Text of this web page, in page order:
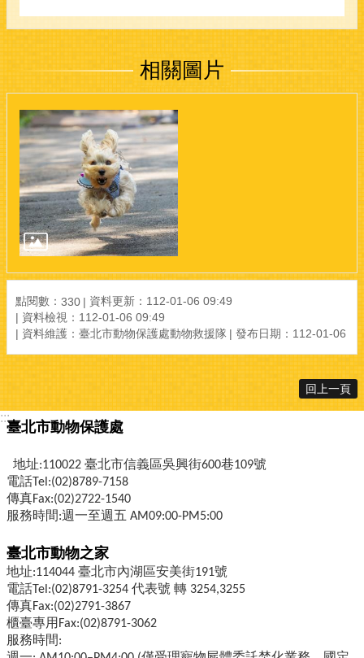
相關圖片
點閱數： 330
資料更新：112-01-06 09:49
資料檢視：112-01-06 09:49
資料維護：臺北市動物保護處動物救援隊
發布日期：112-01-06
回上一頁
:::
臺北市動物保護處
地址:110022 臺北市信義區吳興街600巷109號
電話Tel:(02)8789-7158
傳真Fax:(02)2722-1540
服務時間:週一至週五 AM09:00-PM5:00
臺北市動物之家
地址:114044 臺北市內湖區安美街191號
電話Tel:(02)8791-3254 代表號 轉 3254,3255
傳真Fax:(02)2791-3867
櫃臺專用Fax:(02)8791-3062
服務時間: